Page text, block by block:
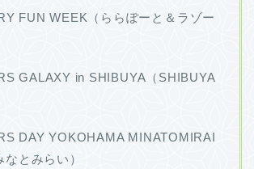
FUN WEEK（ららぽーと＆ラゾー
GALAXY in SHIBUYA（SHIBUYA
DAY YOKOHAMA MINATOMIRAI
とみらい）